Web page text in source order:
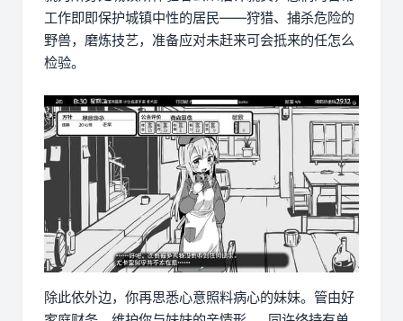
工作即即保护城镇中性的居民——狩猎、捕杀危险的
野兽，磨炼技艺，准备应对未赶来可会抵来的任怎么
检验。
除此依外边，你再思悉心意照料病心的妹妹。管由好